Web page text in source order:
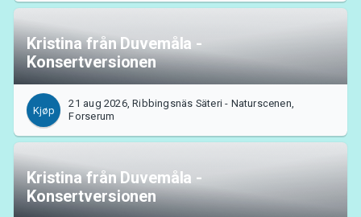
Support
Kristina från Duvemåla -
Konsertversionen
Kjøp
21 aug 2026, Ribbingsnäs Säteri - Naturscenen,
Forserum
Kristina från Duvemåla -
Konsertversionen